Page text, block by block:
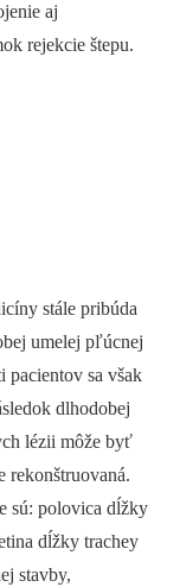
aj
rejekcie štepu.
stále pribúda
umelej pľúcnej
sa však
dlhodobej
lézii môže byť
rekonštruovaná.
sú: polovica dĺžky
dĺžky trachey
stavby,